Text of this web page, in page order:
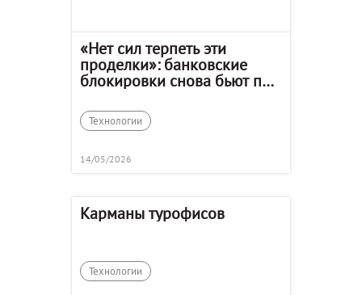
«Нет сил терпеть эти
проделки»: банковские
блокировки снова бьют по
Технологии
14/05/2026
Карманы турофисов
Технологии